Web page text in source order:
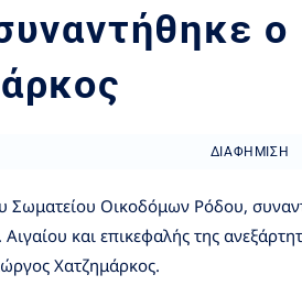
ο
ΔΙΑΦΉΜΙΣΗ
Σωματείου Οικοδόμων Ρόδου,
και επικεφαλής της
Χατζημάρκος.